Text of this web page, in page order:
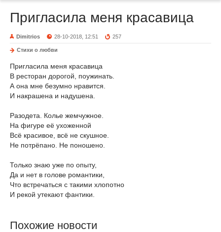
Пригласила меня красавица
Dimitrios 28-10-2018, 12:51 257
Стихи о любви
Пригласила меня красавица
В ресторан дорогой, поужинать.
А она мне безумно нравится.
И накрашена и надушена.
Разодета. Колье жемчужное.
На фигуре её ухоженной
Всё красивое, всё не скушное.
Не потрёпано. Не поношено.
Только знаю уже по опыту,
Да и нет в голове романтики,
Что встречаться с такими хлопотно
И рекой утекают фантики.
Похожие новости